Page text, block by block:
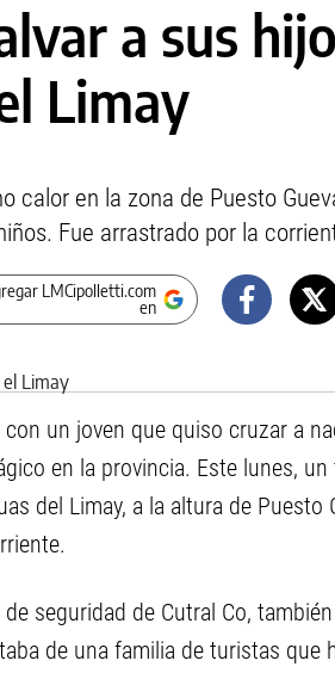
a sus
Limay
calor en la zona de Puesto
Fue arrastrado por la
LMCipolletti.com
en
un joven que quiso cruzar a
en la provincia. Este lunes,
del Limay, a la altura de Puesto
seguridad de Cutral Co,
de una familia de turistas que